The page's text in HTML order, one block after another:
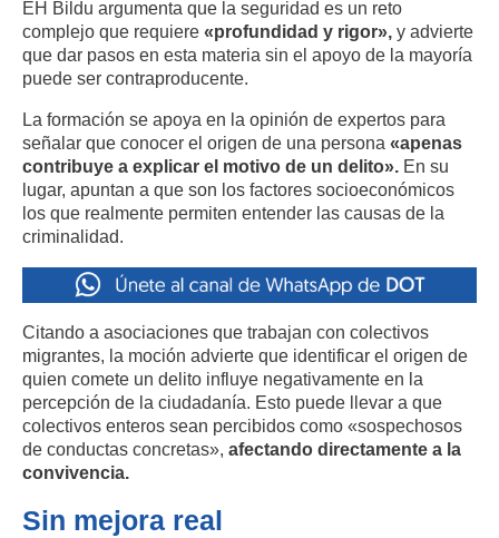
EH Bildu argumenta que la seguridad es un reto
complejo que requiere «profundidad y rigor», y advierte
que dar pasos en esta materia sin el apoyo de la mayoría
puede ser contraproducente.
La formación se apoya en la opinión de expertos para
señalar que conocer el origen de una persona «apenas
contribuye a explicar el motivo de un delito». En su
lugar, apuntan a que son los factores socioeconómicos
los que realmente permiten entender las causas de la
criminalidad.
Citando a asociaciones que trabajan con colectivos
migrantes, la moción advierte que identificar el origen de
quien comete un delito influye negativamente en la
percepción de la ciudadanía. Esto puede llevar a que
colectivos enteros sean percibidos como «sospechosos
de conductas concretas», afectando directamente a la
convivencia.
Sin mejora real